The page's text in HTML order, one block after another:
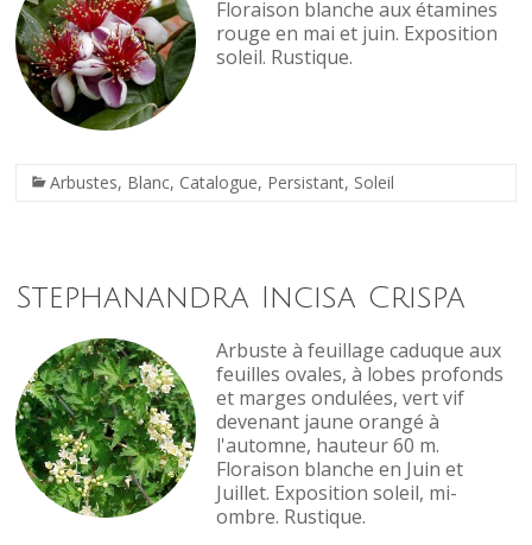
Floraison blanche aux étamines
rouge en mai et juin. Exposition
soleil. Rustique.
Arbustes, Blanc, Catalogue, Persistant, Soleil
Stephanandra Incisa Crispa
Arbuste à feuillage caduque aux
feuilles ovales, à lobes profonds
et marges ondulées, vert vif
devenant jaune orangé à
l'automne, hauteur 60 m.
Floraison blanche en Juin et
Juillet. Exposition soleil, mi-
ombre. Rustique.